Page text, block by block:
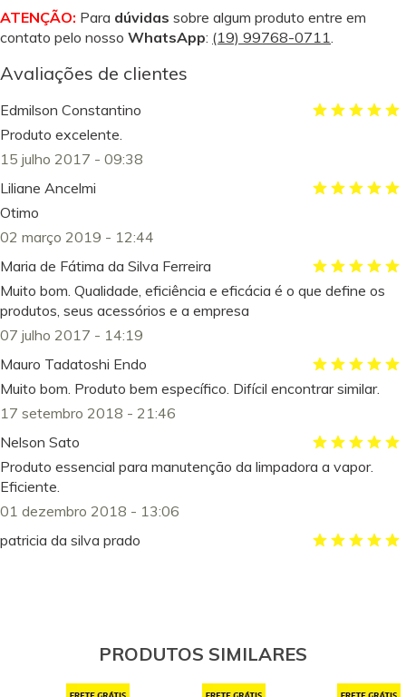
ATENÇÃO: Para dúvidas sobre algum produto entre em
contato pelo nosso WhatsApp: (19) 99768-0711.
Avaliações de clientes
Edmilson Constantino
Produto excelente.
15 julho 2017 - 09:38
Liliane Ancelmi
Otimo
02 março 2019 - 12:44
Maria de Fátima da Silva Ferreira
Muito bom. Qualidade, eficiência e eficácia é o que define os
produtos, seus acessórios e a empresa
07 julho 2017 - 14:19
Mauro Tadatoshi Endo
Muito bom. Produto bem específico. Difícil encontrar similar.
17 setembro 2018 - 21:46
Nelson Sato
Produto essencial para manutenção da limpadora a vapor.
Eficiente.
01 dezembro 2018 - 13:06
patricia da silva prado
ANOS COMO LAVADORAS DE CARRO E ETC; TENHO O
CONHECIMENTO DE SUAS QUALIDADES.
PRODUTOS SIMILARES